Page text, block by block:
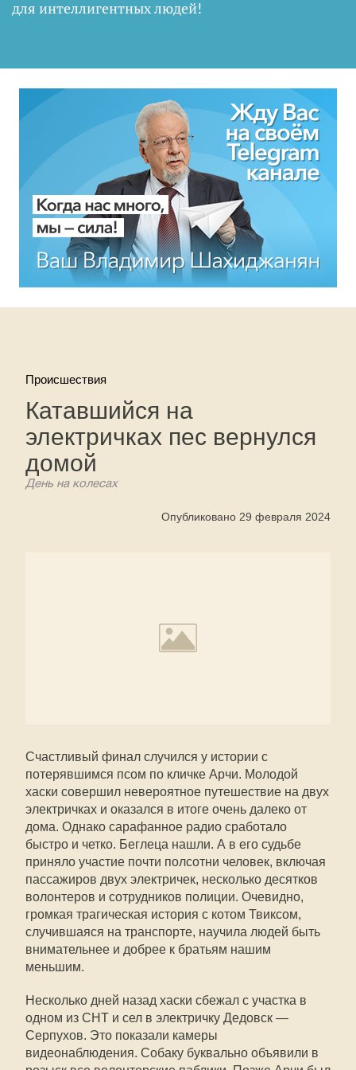
для интеллигентных людей!
Происшествия
Катавшийся на
электричках пес вернулся
домой
День на колесах
Опубликовано 29 февраля 2024
Счастливый финал случился у истории с
потерявшимся псом по кличке Арчи. Молодой
хаски совершил невероятное путешествие на двух
электричках и оказался в итоге очень далеко от
дома. Однако сарафанное радио сработало
быстро и четко. Беглеца нашли. А в его судьбе
приняло участие почти полсотни человек, включая
пассажиров двух электричек, несколько десятков
волонтеров и сотрудников полиции. Очевидно,
громкая трагическая история с котом Твиксом,
случившаяся на транспорте, научила людей быть
внимательнее и добрее к братьям нашим
меньшим.
Несколько дней назад хаски сбежал с участка в
одном из СНТ и сел в электричку Дедовск —
Серпухов. Это показали камеры
видеонаблюдения. Собаку буквально объявили в